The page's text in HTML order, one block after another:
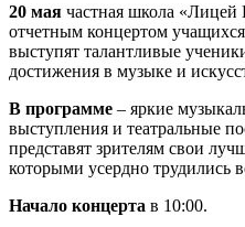
20 мая частная школа
отчетным концертом
выступят талантливые
достижения в музыке и
В программе – яркие
выступления и театральные
представят зрителям свои
которыми усердно трудились
Начало концерта в 10:00.